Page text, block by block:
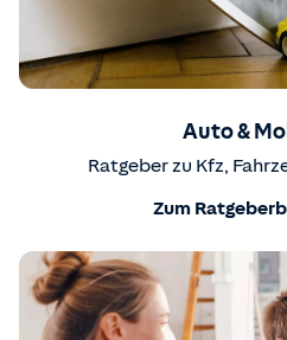
Auto &
Ratgeber zu Kfz,
Zum